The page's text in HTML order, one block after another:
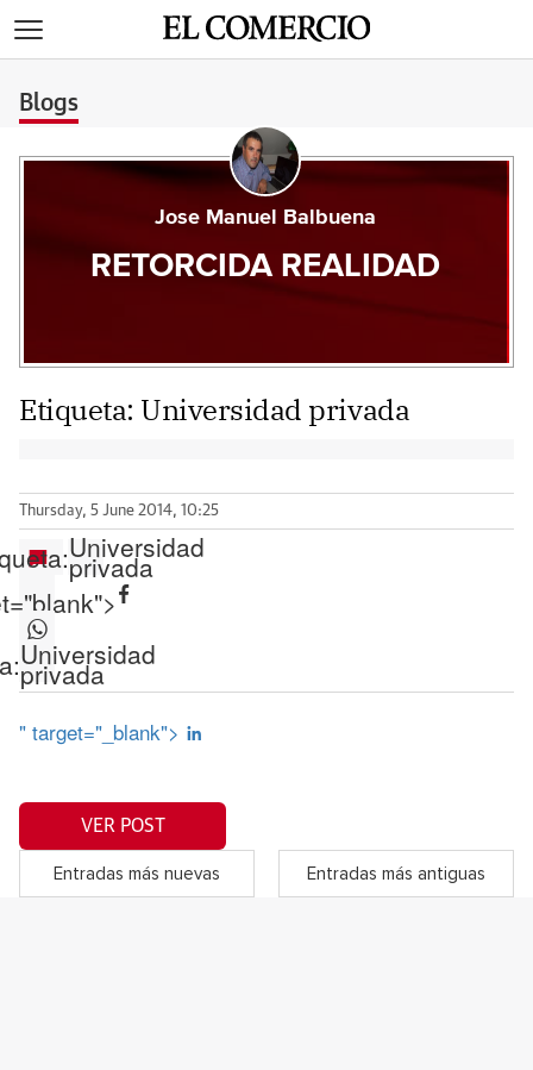
Blogs
Jose Manuel Balbuena
RETORCIDA REALIDAD
Etiqueta: Universidad privada
Thursday, 5 June 2014, 10:25
Universidad
privada
Universidad
privada
" target="_blank">
VER POST
Entradas más nuevas Entradas más antiguas